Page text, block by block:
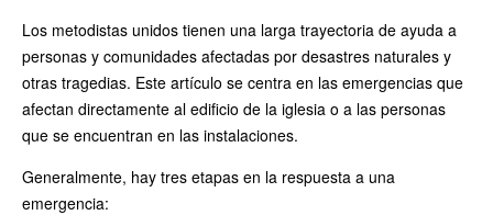
Los metodistas unidos tienen una larga trayectoria de ayuda a
personas y comunidades afectadas por desastres naturales y
otras tragedias. Este artículo se centra en las emergencias que
afectan directamente al edificio de la iglesia o a las personas
que se encuentran en las instalaciones.
Generalmente, hay tres etapas en la respuesta a una
emergencia: